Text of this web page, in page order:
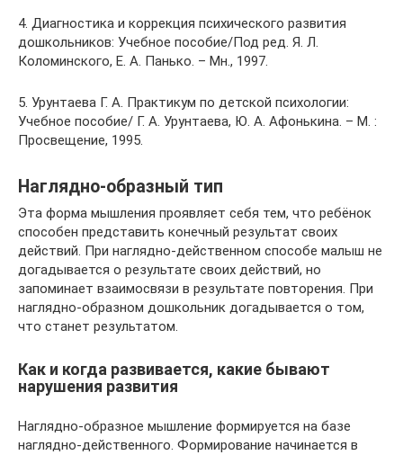
4. Диагностика и коррекция психического развития
дошкольников: Учебное пособие/Под ред. Я. Л.
Коломинского, Е. А. Панько. – Мн., 1997.
5. Урунтаева Г. А. Практикум по детской психологии:
Учебное пособие/ Г. А. Урунтаева, Ю. А. Афонькина. – М. :
Просвещение, 1995.
Наглядно-образный тип
Эта форма мышления проявляет себя тем, что ребёнок
способен представить конечный результат своих
действий. При наглядно-действенном способе малыш не
догадывается о результате своих действий, но
запоминает взаимосвязи в результате повторения. При
наглядно-образном дошкольник догадывается о том,
что станет результатом.
Как и когда развивается, какие бывают
нарушения развития
Наглядно-образное мышление формируется на базе
наглядно-действенного. Формирование начинается в